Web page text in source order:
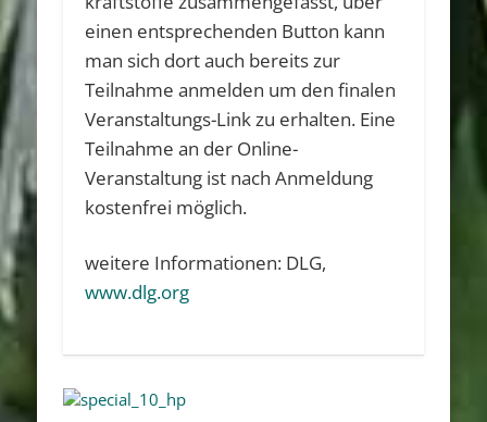
einen entsprechenden Button kann
man sich dort auch bereits zur
Teilnahme anmelden um den finalen
Veranstaltungs-Link zu erhalten. Eine
Teilnahme an der Online-
Veranstaltung ist nach Anmeldung
kostenfrei möglich.
weitere Informationen: DLG,
www.dlg.org